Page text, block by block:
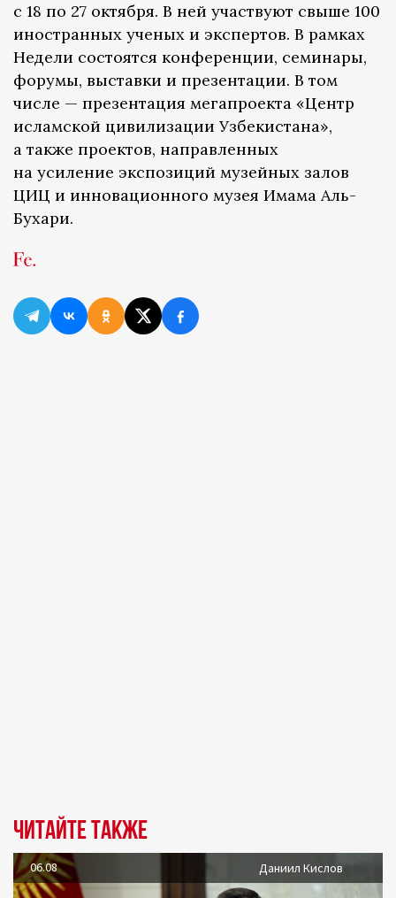
с 18 по 27 октября. В ней участвуют свыше 100
иностранных ученых и экспертов. В рамках
Недели состоятся конференции, семинары,
форумы, выставки и презентации. В том
числе — презентация мегапроекта «Центр
исламской цивилизации Узбекистана»,
а также проектов, направленных
на усиление экспозиций музейных залов
ЦИЦ и инновационного музея Имама Аль-
Бухари.
Читайте также
06.08 Даниил Кислов